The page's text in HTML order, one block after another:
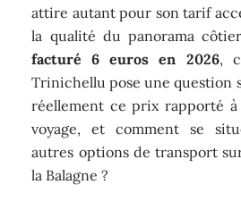
attire autant pour son tarif
la qualité du panorama
facturé 6 euros en 2026,
Trinichellu pose une question
réellement ce prix rapporté à
voyage, et comment se
autres options de transport
la Balagne ?